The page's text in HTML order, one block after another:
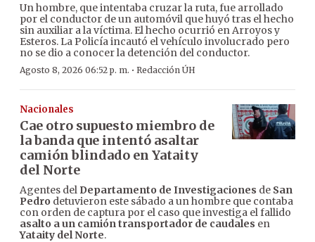
Un hombre, que intentaba cruzar la ruta, fue arrollado
por el conductor de un automóvil que huyó tras el hecho
sin auxiliar a la víctima. El hecho ocurrió en Arroyos y
Esteros. La Policía incautó el vehículo involucrado pero
no se dio a conocer la detención del conductor.
Agosto 8, 2026 06:52 p. m. · Redacción ÚH
Nacionales
Cae otro supuesto miembro de
la banda que intentó asaltar
camión blindado en Yataity
del Norte
Agentes del Departamento de Investigaciones de San
Pedro detuvieron este sábado a un hombre que contaba
con orden de captura por el caso que investiga el fallido
asalto a un camión transportador de caudales en
Yataity del Norte.